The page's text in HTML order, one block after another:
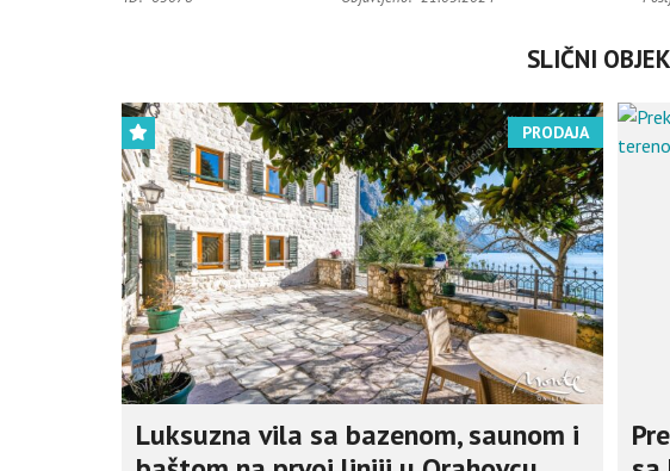
SLIČNI
PRODAJA
Luksuzna vila sa bazenom, saunom i